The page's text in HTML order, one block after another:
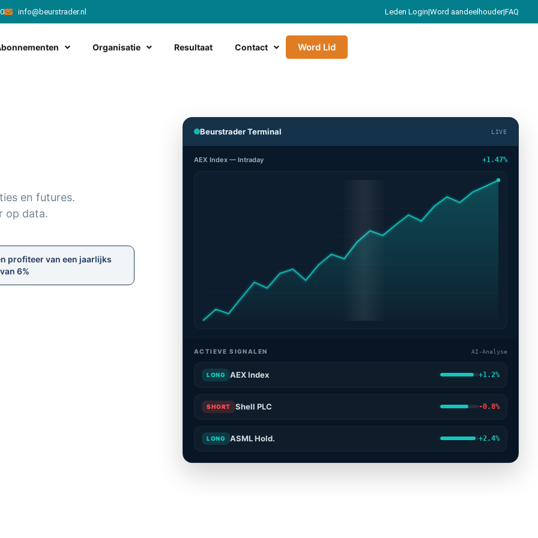
info@beurstrader.nl Leden Login|Word aandeelhouder|FAQ
Organisatie Resultaat Contact Word Lid
en futures.
op data.
profiteer van een jaarlijks
6%
Beurstrader Terminal LIVE
AEX Index — Intraday +1.47%
ACTIEVE SIGNALEN AI-Analyse
LONG AEX Index +1.2%
SHORT Shell PLC -0.8%
LONG ASML Hold. +2.4%